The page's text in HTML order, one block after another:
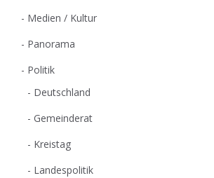
Medien / Kultur
Panorama
Politik
Deutschland
Gemeinderat
Kreistag
Landespolitik